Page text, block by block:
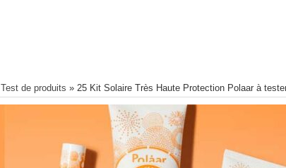
Test de produits » 25 Kit Solaire Très Haute Protection Polaar à